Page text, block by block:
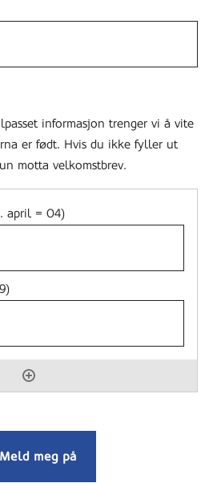
informasjon trenger vi å vite
er født. Hvis du ikke fyller ut
motta velkomstbrev.